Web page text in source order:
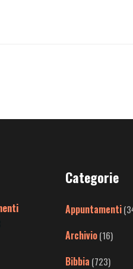
Categorie
Appuntamenti
Archivio(16)
Bibbia (723)